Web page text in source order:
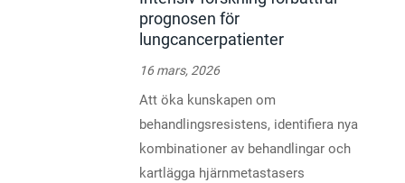
prognosen för
lungcancerpatienter
16 mars, 2026
Att öka kunskapen om
behandlingsresistens, identifiera nya
kombinationer av behandlingar och
kartlägga hjärnmetastasers